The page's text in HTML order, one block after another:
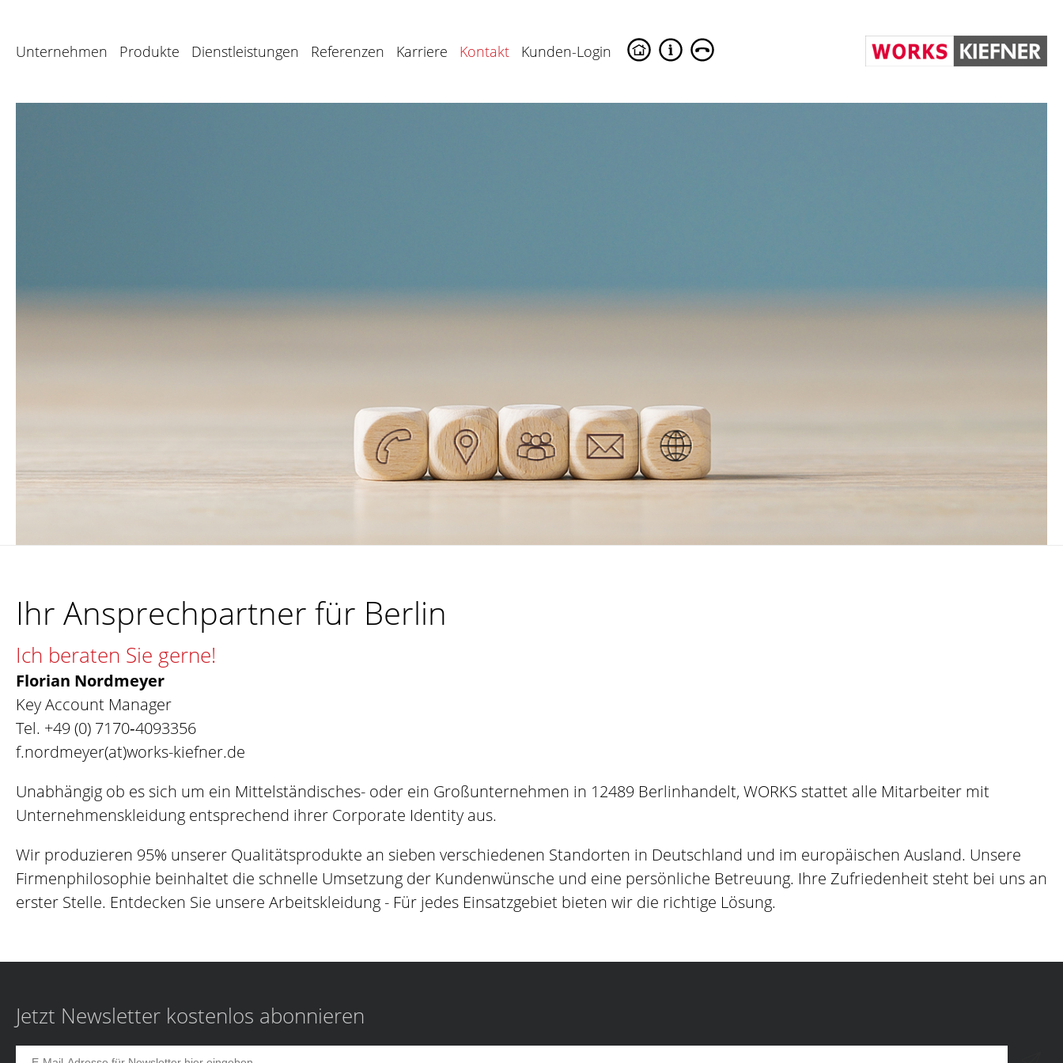
Unternehmen Produkte Dienstleistungen Referenzen Karriere Kontakt Kunden-Login
Ihr Ansprechpartner für Berlin
Ich beraten Sie gerne!
Florian Nordmeyer
Key Account Manager
Tel. +49 (0) 7170‐4093356
f.nordmeyer(at)works-kiefner.de
Unabhängig ob es sich um ein Mittelständisches- oder ein Großunternehmen in 12489 Berlinhandelt, WORKS stattet alle Mitarbeiter mit
Unternehmenskleidung entsprechend ihrer Corporate Identity aus.
Wir produzieren 95% unserer Qualitätsprodukte an sieben verschiedenen Standorten in Deutschland und im europäischen Ausland. Unsere
Firmenphilosophie beinhaltet die schnelle Umsetzung der Kundenwünsche und eine persönliche Betreuung. Ihre Zufriedenheit steht bei uns an
erster Stelle. Entdecken Sie unsere Arbeitskleidung - Für jedes Einsatzgebiet bieten wir die richtige Lösung.
Jetzt Newsletter kostenlos abonnieren